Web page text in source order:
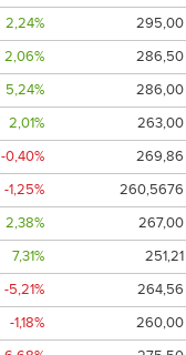
2,24%
295,00
2,06%
286,50
5,24%
286,00
2,01%
263,00
-0,40%
269,86
-1,25%
260,5676
2,38%
267,00
7,31%
251,21
-5,21%
264,56
-1,18%
260,00